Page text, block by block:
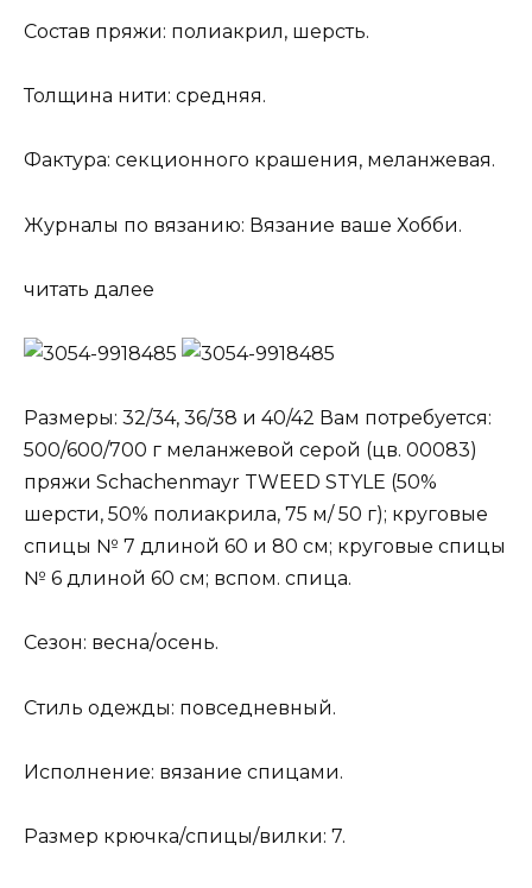
Состав пряжи: полиакрил, шерсть.
Толщина нити: средняя.
Фактура: секционного крашения, меланжевая.
Журналы по вязанию: Вязание ваше Хобби.
читать далее
Размеры: 32/34, 36/38 и 40/42 Вам потребуется:
500/600/700 г меланжевой серой (цв. 00083)
пряжи Schachenmayr TWEED STYLE (50%
шерсти, 50% полиакрила, 75 м/ 50 г); круговые
спицы № 7 длиной 60 и 80 см; круговые спицы
№ 6 длиной 60 см; вспом. спица.
Сезон: весна/осень.
Стиль одежды: повседневный.
Исполнение: вязание спицами.
Размер крючка/спицы/вилки: 7.